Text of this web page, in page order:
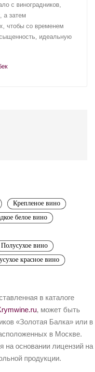
с виноградников,
а затем
чтобы со временем
идеальную
Крепленое вино
белое вино
Полусухое вино
красное вино
в каталоге
, может быть
«Золотая Балка» или в
в Москве.
на основании лицензий на
продукции.